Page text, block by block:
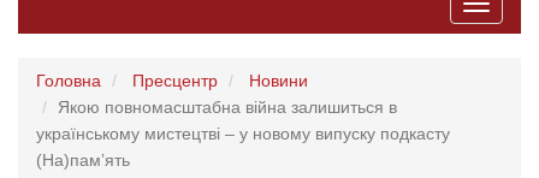
Toggle
Головна Пресцентр
Новини
Якою повномасштабна війна залишиться в
українському мистецтві – у новому випуску подкасту
(На)памʼять